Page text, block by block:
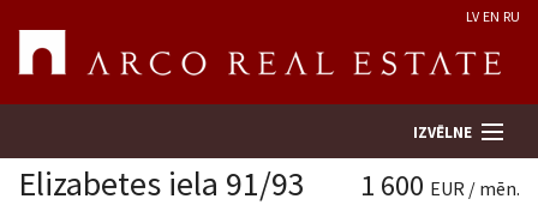
LV EN RU
IZVĒLNE
Elizabetes iela 91/93 1 600 EUR / mēn.